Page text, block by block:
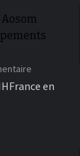
raisons
en